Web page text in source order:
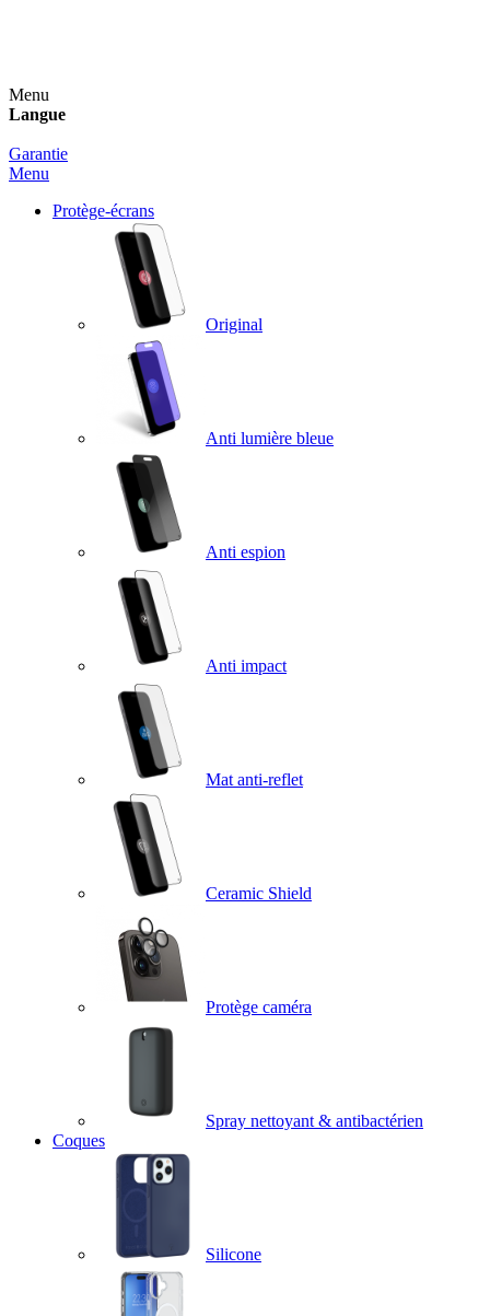
Menu
Langue
Garantie
Menu
Protège-écrans
Original
Anti lumière bleue
Anti espion
Anti impact
Mat anti-reflet
Ceramic Shield
Protège caméra
Spray nettoyant & antibactérien
Coques
Silicone